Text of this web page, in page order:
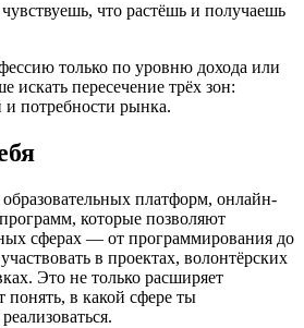
что растёшь и получаешь
только по уровню дохода или
искать пересечение трёх зон:
и потребности рынка.
платформ, онлайн-
которые позволяют
сферах — от программирования до
в проектах, волонтёрских
Это не только расширяет
понять, в какой сфере ты